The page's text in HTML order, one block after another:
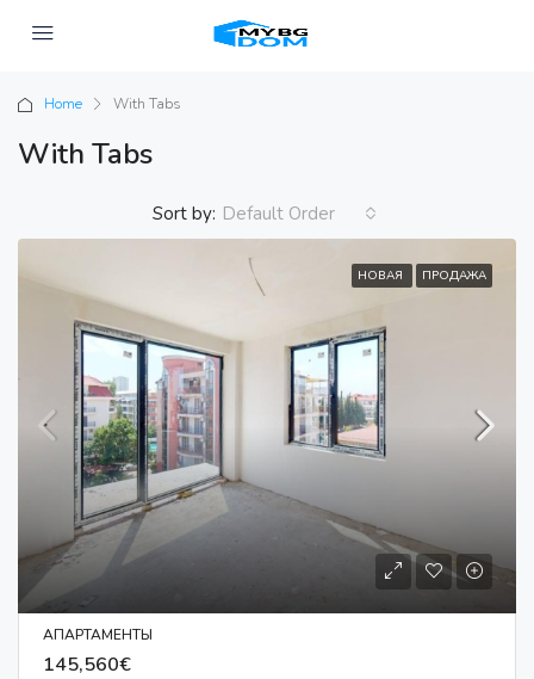
Home With Tabs
With Tabs
Sort by: Default Order
НОВАЯ ПРОДАЖА
АПАРТАМЕНТЫ
145,560€